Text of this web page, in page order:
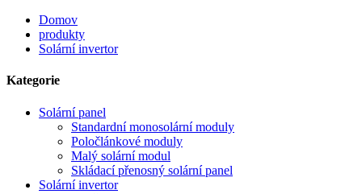
Domov
produkty
Solární invertor
Kategorie
Solární panel
Standardní monosolární moduly
Poločlánkové moduly
Malý solární modul
Skládací přenosný solární panel
Solární invertor